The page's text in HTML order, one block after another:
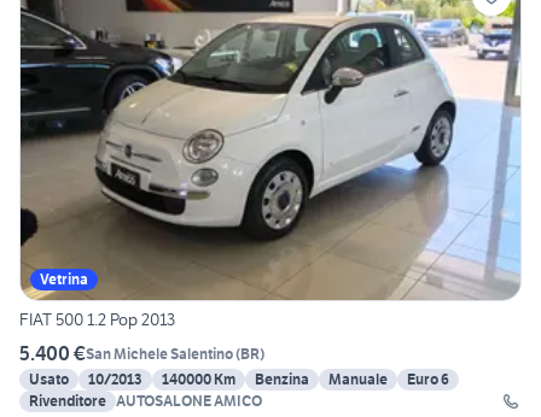
Vetrina
FIAT 500 1.2 Pop 2013
5.400 €San Michele Salentino(BR)
Usato
10/2013 140000 Km Benzina Manuale
Euro 6
Rivenditore AUTOSALONE AMICO